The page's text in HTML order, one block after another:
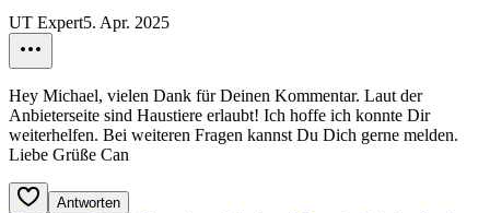
UT Expert5. Apr. 2025
Hey Michael, vielen Dank für Deinen Kommentar. Laut der
Anbieterseite sind Haustiere erlaubt! Ich hoffe ich konnte Dir
weiterhelfen. Bei weiteren Fragen kannst Du Dich gerne melden.
Liebe Grüße Can
Antworten